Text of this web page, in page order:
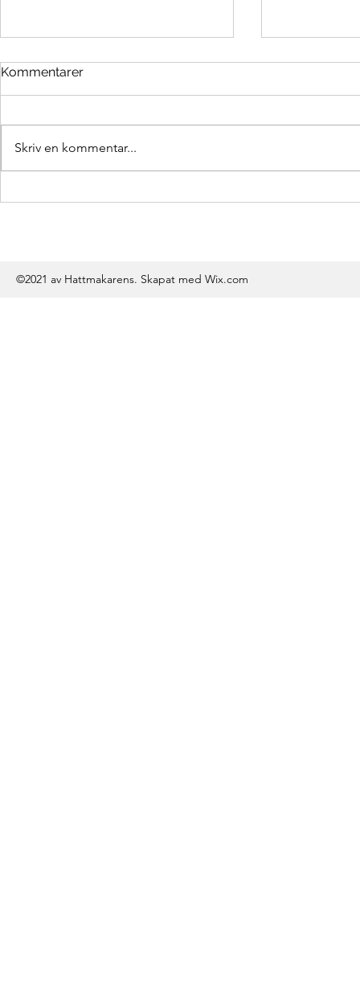
Redan 7 veckor
Kommentarer
Skriv en kommentar...
©2021 av Hattmakarens. Skapat med Wix.com